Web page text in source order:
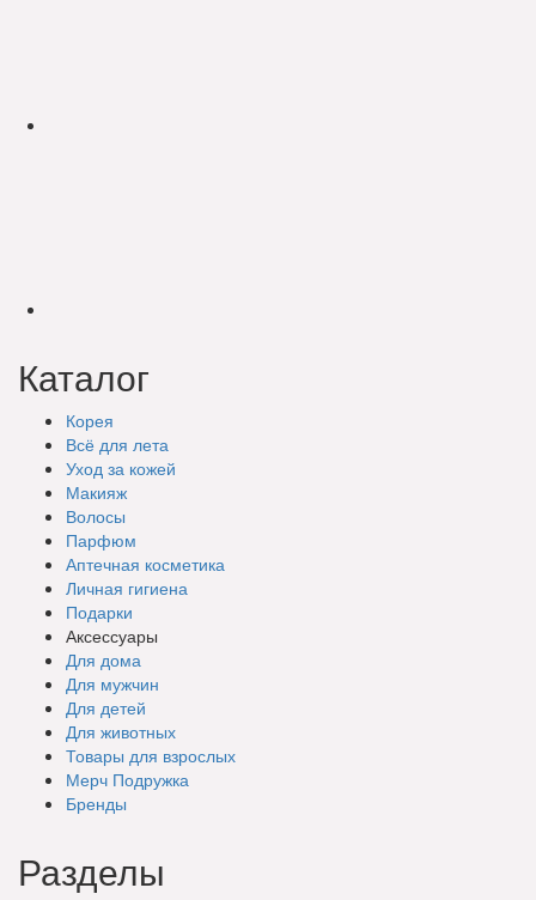
Каталог
Корея
Всё для лета
Уход за кожей
Макияж
Волосы
Парфюм
Аптечная косметика
Личная гигиена
Подарки
Аксессуары
Для дома
Для мужчин
Для детей
Для животных
Товары для взрослых
Мерч Подружка
Бренды
Разделы